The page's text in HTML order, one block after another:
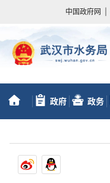
中国政府网
政府 政务